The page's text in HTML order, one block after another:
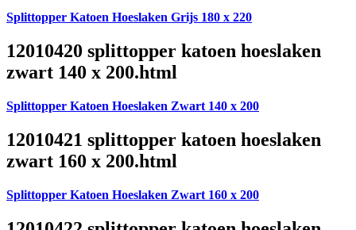
Splittopper Katoen Hoeslaken Grijs 180 x 220
12010420 splittopper katoen hoeslaken
zwart 140 x 200.html
Splittopper Katoen Hoeslaken Zwart 140 x 200
12010421 splittopper katoen hoeslaken
zwart 160 x 200.html
Splittopper Katoen Hoeslaken Zwart 160 x 200